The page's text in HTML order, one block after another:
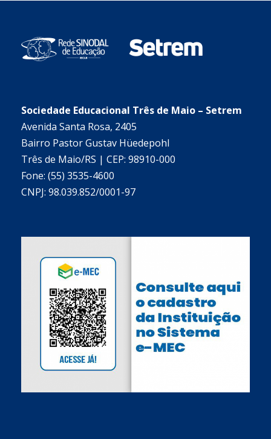
Sociedade Educacional Três de Maio – Setrem
Avenida Santa Rosa, 2405
Bairro Pastor Gustav Hüedepohl
Três de Maio/RS | CEP: 98910-000
Fone: (55) 3535-4600
CNPJ: 98.039.852/0001-97